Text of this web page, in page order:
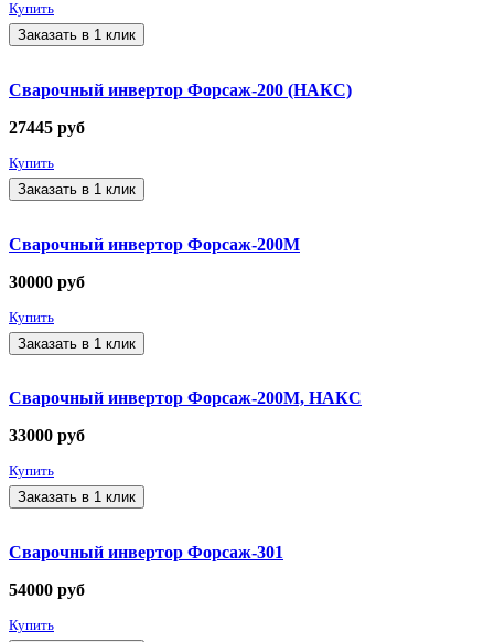
Купить
Заказать в 1 клик
Сварочный инвертор Форсаж-200 (НАКС)
27445 руб
Купить
Заказать в 1 клик
Сварочный инвертор Форсаж-200М
30000 руб
Купить
Заказать в 1 клик
Сварочный инвертор Форсаж-200М, НАКС
33000 руб
Купить
Заказать в 1 клик
Сварочный инвертор Форсаж-301
54000 руб
Купить